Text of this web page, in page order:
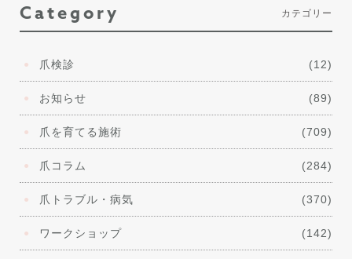
Category カテゴリー
爪検診 (12)
お知らせ (89)
爪を育てる施術 (709)
爪コラム (284)
爪トラブル・病気 (370)
ワークショップ (142)